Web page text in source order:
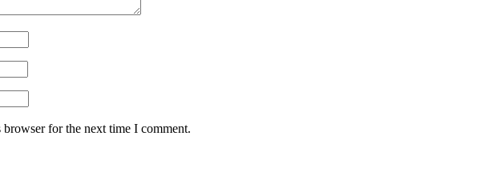
for the next time I comment.